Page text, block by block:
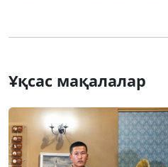
Ұқсас мақалалар